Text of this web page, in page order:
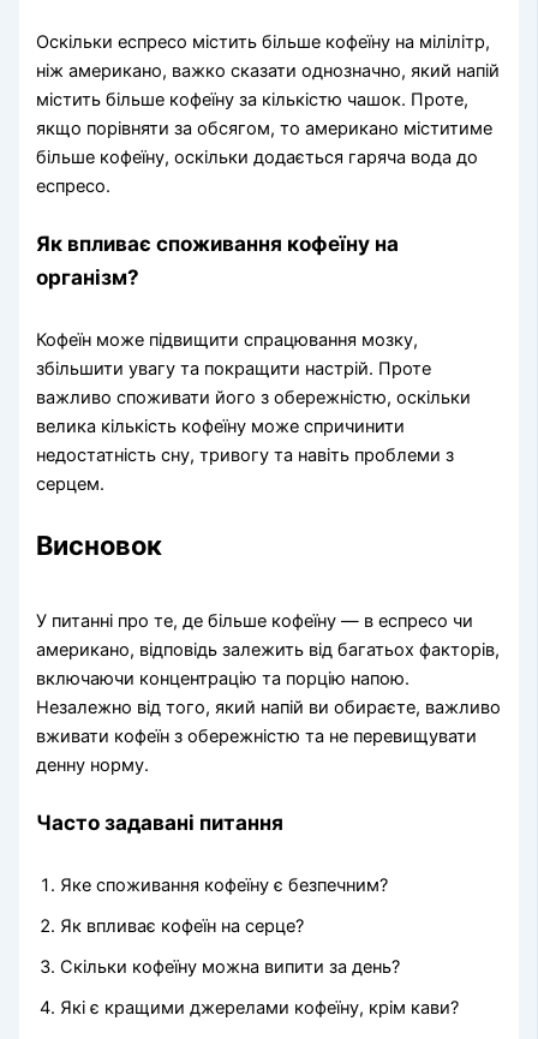
Оскільки еспресо містить більше кофеїну на мілілітр,
ніж американо, важко сказати однозначно, який напій
містить більше кофеїну за кількістю чашок. Проте,
якщо порівняти за обсягом, то американо міститиме
більше кофеїну, оскільки додається гаряча вода до
еспресо.
Як впливає споживання кофеїну на
організм?
Кофеїн може підвищити спрацювання мозку,
збільшити увагу та покращити настрій. Проте
важливо споживати його з обережністю, оскільки
велика кількість кофеїну може спричинити
недостатність сну, тривогу та навіть проблеми з
серцем.
Висновок
У питанні про те, де більше кофеїну — в еспресо чи
американо, відповідь залежить від багатьох факторів,
включаючи концентрацію та порцію напою.
Незалежно від того, який напій ви обираєте, важливо
вживати кофеїн з обережністю та не перевищувати
денну норму.
Часто задавані питання
Яке споживання кофеїну є безпечним?
Як впливає кофеїн на серце?
Скільки кофеїну можна випити за день?
Які є кращими джерелами кофеїну, крім кави?